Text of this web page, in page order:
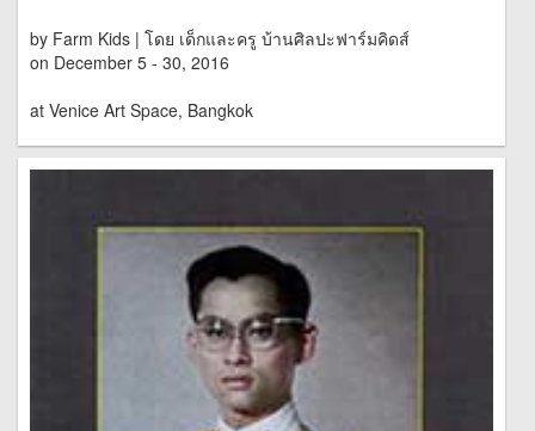
by Farm Kids | โดย เด็กและครู บ้านศิลปะฟาร์มคิดส์
on December 5 - 30, 2016
at Venice Art Space, Bangkok